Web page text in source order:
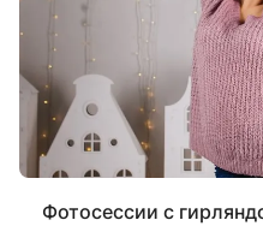
Фотосессии с